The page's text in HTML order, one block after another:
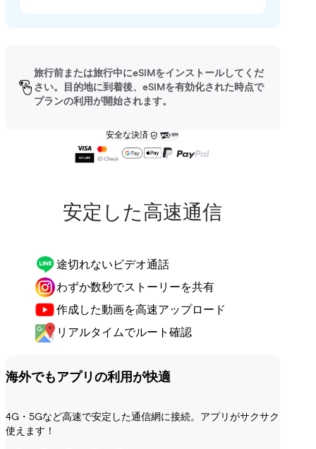
旅行前または旅行中にeSIMをインストールしてくだ
さい。目的地に到着後、eSIMを有効化された時点で
プランの利用が開始されます。
安全な決済
安定した高速通信
途切れないビデオ通話
わずか数秒でストーリーを共有
作成した動画を高速アップロード
リアルタイムでルート確認
海外でもアプリの利用が快適
4G・5Gなど高速で安定した通信網に接続。アプリがサクサク
使えます！